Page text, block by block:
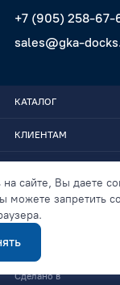
+7 (905) 258-67-
sales@gka-
КАТАЛОГ
КЛИЕНТАМ
СВЯЗАТЬСЯ
Политика
Сделано в
на сайте, Вы даете
можете запретить